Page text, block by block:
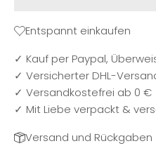
Entspannt einkaufen
✓ Kauf per Paypal,
✓ Versicherter DHL-
✓ Versandkostefrei ab 0 €
✓ Mit Liebe verpackt &
Versand und Rückgaben